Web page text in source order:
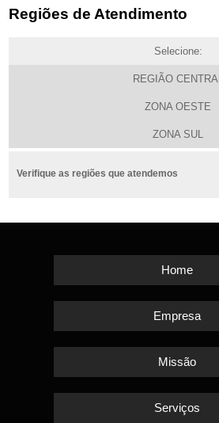
Regiões de Atendimento
Selecione:
REGIÃO CENTRAL
ZONA OESTE
ZONA SUL
Verifique as regiões que atendemos
Home
Empresa
Missão
Serviços